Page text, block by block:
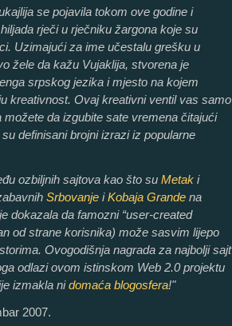
se pojavila tokom ove godine i
rječi u rječniku žargona koje su
Uzimajući za ime učestalu grešku u
žele da kažu Vujaklija, stvorena je
srpskog jezika i mjesto na kojem
kreativnost. Ovaj kreativni ventil vas samo
da izgubite sate vremena čitajući
definisani brojni izrazi iz popularne
ozbiljnih sajtova kao što su Metak i
Srbovanje iKobaja Grande na
dokazala da famozni “user-created
od strane korisnika) može sasvim lijepo
Ovogodišnja nagrada za najbolji sajt
odlazi ovom istinskom Web 2.0 projektu
izmakla nidomaća blogosfera!"
2007.